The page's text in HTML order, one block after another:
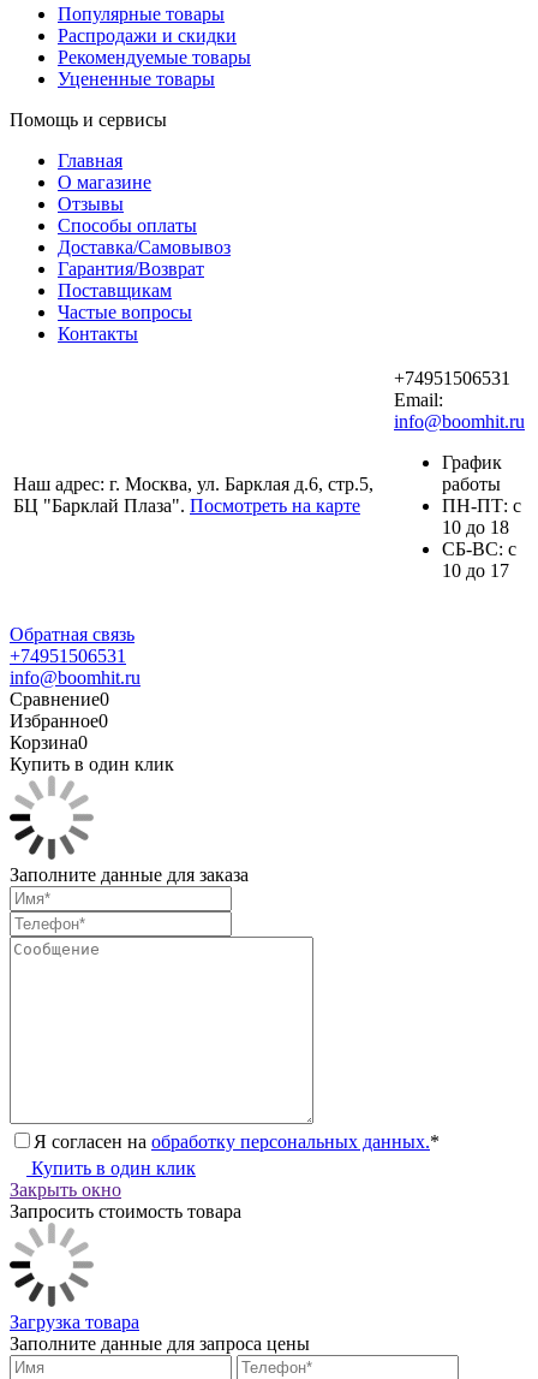
Популярные товары
Распродажи и скидки
Рекомендуемые товары
Уцененные товары
Помощь и сервисы
Главная
О магазине
Отзывы
Способы оплаты
Доставка/Самовывоз
Гарантия/Возврат
Поставщикам
Частые вопросы
Контакты
Наш адрес: г. Москва, ул. Барклая д.6, стр.5,
БЦ "Барклай Плаза". Посмотреть на карте
+74951506531
Email:
info@boomhit.ru
График
работы
ПH-ПТ: с
10 до 18
СБ-ВС: с
10 до 17
Обратная связь
+74951506531
info@boomhit.ru
Сравнение0
Избранное0
Корзина0
Купить в один клик
Заполните данные для заказа
Я согласен на обработку персональных данных.*
Купить в один клик
Закрыть окно
Запросить стоимость товара
Загрузка товара
Заполните данные для запроса цены